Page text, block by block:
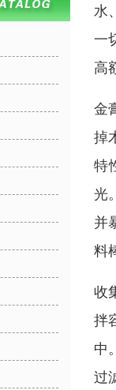
水
一
高
金
掉
特
光
并
料
收
拌
中
过